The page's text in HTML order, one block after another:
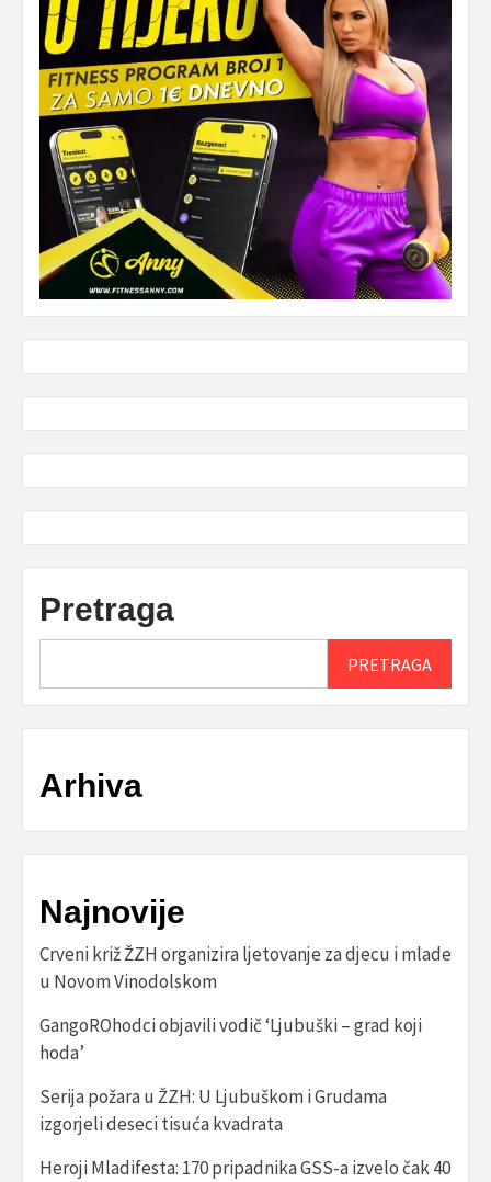
Pretraga
PRETRAGA
Arhiva
Najnovije
Crveni križ ŽZH organizira ljetovanje za djecu i mlade
u Novom Vinodolskom
GangoROhodci objavili vodič ‘Ljubuški – grad koji
hoda’
Serija požara u ŽZH: U Ljubuškom i Grudama
izgorjeli deseci tisuća kvadrata
Heroji Mladifesta: 170 pripadnika GSS-a izvelo čak 40